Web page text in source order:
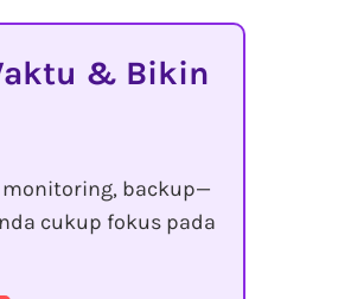
& Bikin
backup—
cukup fokus pada